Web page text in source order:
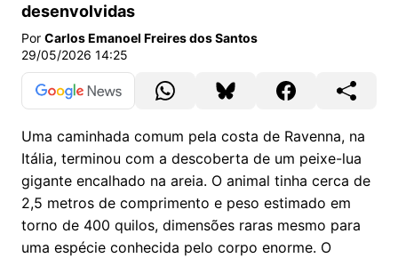
desenvolvidas
Por Carlos Emanoel Freires dos Santos
29/05/2026 14:25
Uma caminhada comum pela costa de Ravenna, na
Itália, terminou com a descoberta de um peixe-lua
gigante encalhado na areia. O animal tinha cerca de
2,5 metros de comprimento e peso estimado em
torno de 400 quilos, dimensões raras mesmo para
uma espécie conhecida pelo corpo enorme. O